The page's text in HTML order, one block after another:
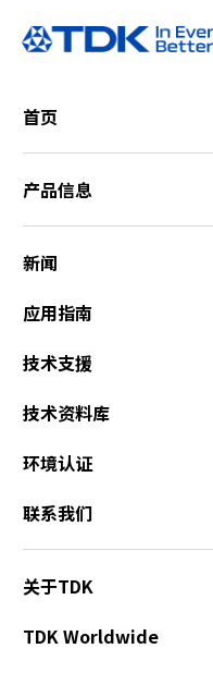
首页
产品信息
新闻
应用指南
技术支援
技术资料库
环境认证
联系我们
关于TDK
TDK Worldwide